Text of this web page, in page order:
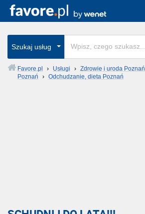
Szukaj usług
Favore.pl › Usługi › Zdrowie i uroda Poznań
Poznań
› Odchudzanie, dieta Poznań